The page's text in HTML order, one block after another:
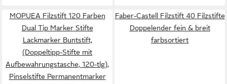
MOPUEA Filzstift 120 Farben
Dual Tip Marker Stifte
Lackmarker Buntstift,
(Doppeltipp-Stifte mit
Aufbewahrungstasche, 120-tlg),
Pinselstifte Permanentmarker
Faber-Castell Filzstift 40 Filzstifte
Doppelender fein & breit
farbsortiert